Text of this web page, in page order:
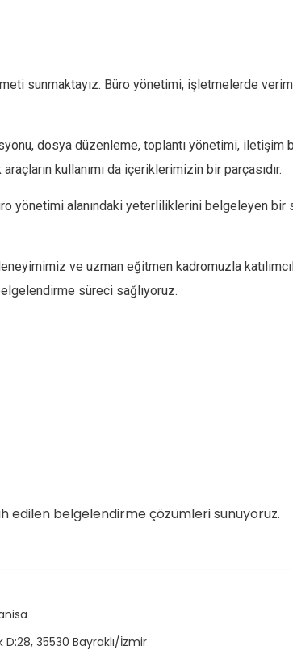
sunmaktayız. Büro yönetimi, işletmelerde
dosya düzenleme, toplantı yönetimi,
kullanımı da içeriklerimizin bir parçasıdır.
yönetimi alanındaki yeterliliklerini belgeleyen
ve uzman eğitmen kadromuzla
süreci sağlıyoruz.
edilen belgelendirme çözümleri sunuyoruz.
35530 Bayraklı/İzmir